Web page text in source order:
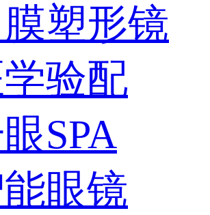
塑形镜
学验配
SPA
眼镜